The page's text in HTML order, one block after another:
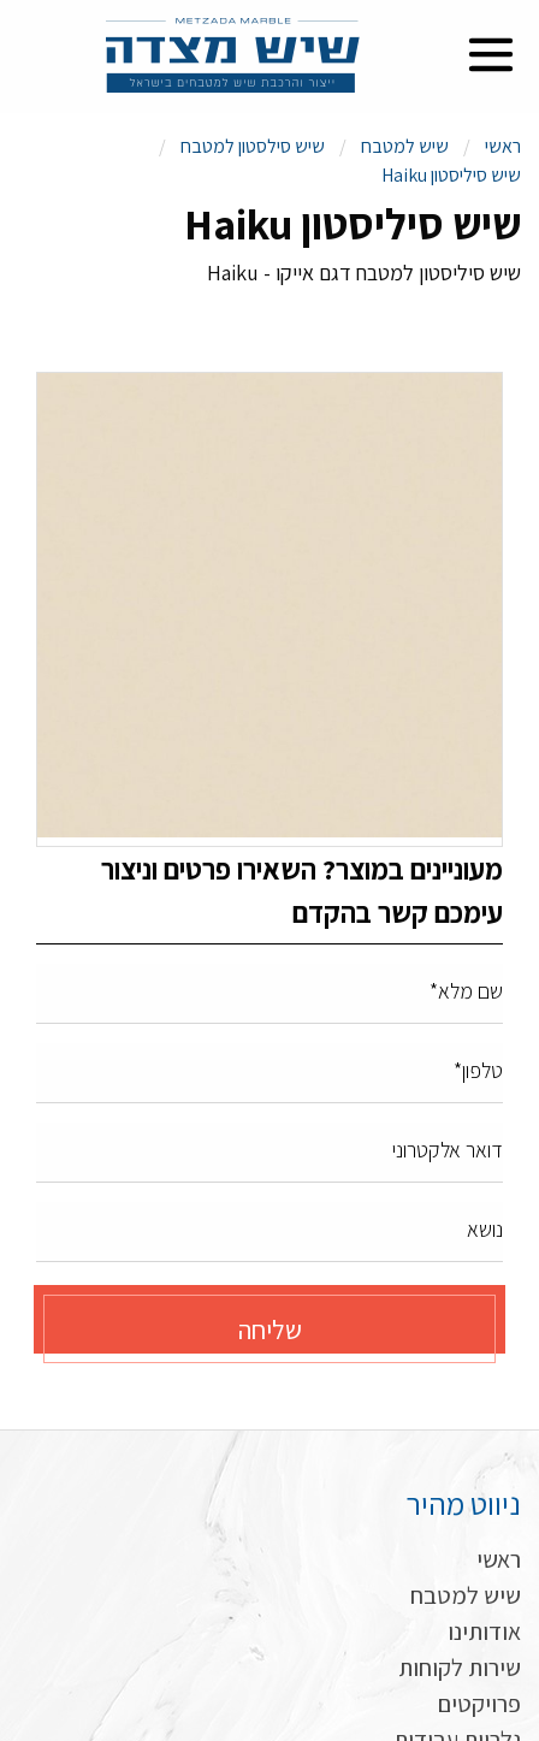
ראשי שיש למטבח
שיש סילסטון למטבח
שיש סיליסטון Haiku
שיש סיליסטון Haiku
שיש סיליסטון למטבח דגם אייקו - Haiku
מעוניינים במוצר? השאירו פרטים וניצור
עימכם קשר בהקדם
שם מלא*
טלפון*
דואר אלקטרוני
נושא
שליחה
ניווט מהיר
ראשי
שיש למטבח
אודותינו
שירות לקוחות
פרויקטים